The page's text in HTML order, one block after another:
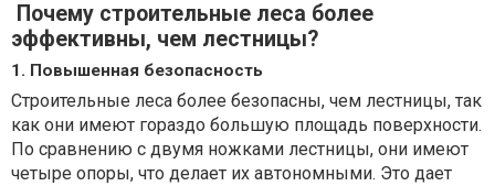
Почему строительные леса более
эффективны, чем лестницы?
1. Повышенная безопасность
Строительные леса более безопасны, чем лестницы, так
как они имеют гораздо большую площадь поверхности.
По сравнению с двумя ножками лестницы, они имеют
четыре опоры, что делает их автономными. Это дает